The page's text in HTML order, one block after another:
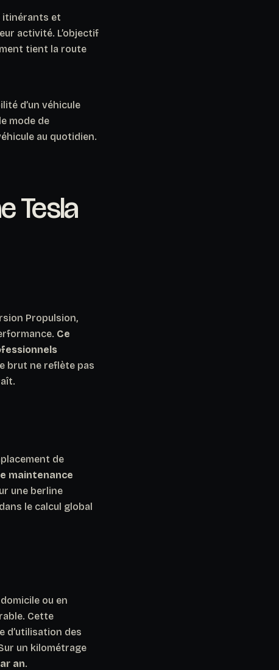
itinérants et
activité. L’objectif
tient la route
d’un véhicule
mode de
au quotidien.
Tesla
Propulsion,
Ce
brut ne reflète pas
de
maintenance
une berline
le calcul global
ou en
Cette
d’utilisation des
un kilométrage
an.